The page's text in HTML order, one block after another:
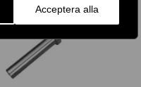
Acceptera alla